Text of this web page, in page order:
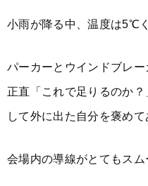
小雨が降る中、温度は5℃
パーカーとウインドブレー
正直「これで足りるのか
して外に出た自分を褒めて
会場内の導線がとてもスム